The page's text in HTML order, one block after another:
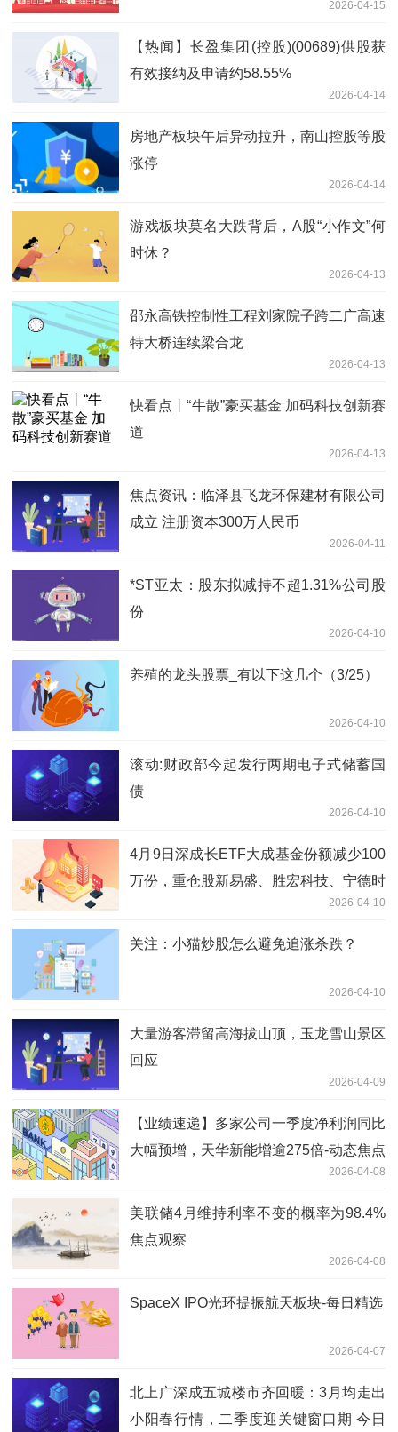
2026-04-15
【热闻】长盈集团(控股)(00689)供股获
有效接纳及申请约58.55%
2026-04-14
房地产板块午后异动拉升，南山控股等股
涨停
2026-04-14
游戏板块莫名大跌背后，A股“小作文”何
时休？
2026-04-13
邵永高铁控制性工程刘家院子跨二广高速
特大桥连续梁合龙
2026-04-13
快看点丨“牛散”豪买基金 加码科技创新赛
道
2026-04-13
焦点资讯：临泽县飞龙环保建材有限公司
成立 注册资本300万人民币
2026-04-11
*ST亚太：股东拟减持不超1.31%公司股
份
2026-04-10
养殖的龙头股票_有以下这几个（3/25）
2026-04-10
滚动:财政部今起发行两期电子式储蓄国
债
2026-04-10
4月9日深成长ETF大成基金份额减少100
万份，重仓股新易盛、胜宏科技、宁德时
2026-04-10
关注：小猫炒股怎么避免追涨杀跌？
2026-04-10
大量游客滞留高海拔山顶，玉龙雪山景区
回应
2026-04-09
【业绩速递】多家公司一季度净利润同比
大幅预增，天华新能增逾275倍-动态焦点
2026-04-08
美联储4月维持利率不变的概率为98.4%
焦点观察
2026-04-08
SpaceX IPO光环提振航天板块-每日精选
2026-04-07
北上广深成五城楼市齐回暖：3月均走出
小阳春行情，二季度迎关键窗口期 今日